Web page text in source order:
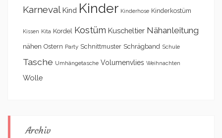
Karneval Kind Kinder Kinderhose Kinderkostüm
Kissen Kita Kordel Kostüm Kuscheltier Nähanleitung
nähen Ostern Party Schnittmuster Schrägband Schule
Tasche Umhängetasche Volumenvlies Weihnachten
Wolle
Archiv